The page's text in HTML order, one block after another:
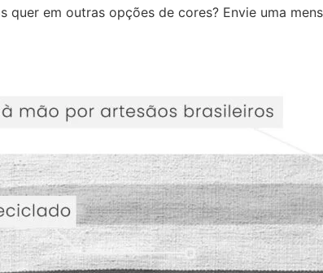
quer em outras opções de cores? Envie uma